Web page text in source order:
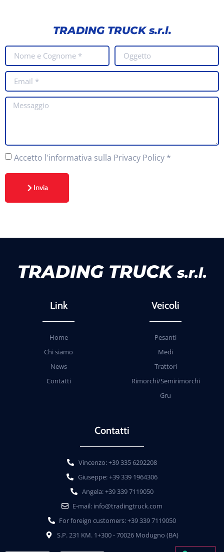
TRADING TRUCK s.r.l.
Accetto l'informativa sulla Privacy Policy *
Invia
TRADING TRUCKs.r.l.
Link
Home
Chi siamo
News
Contatti
Veicoli
Pesanti
Medi
Trattori
Rimorchi/Semirimorchi
Gru
Contatti
Vincenzo: +39 335 6292208
Giuseppe: +39 339 1964306
Angela: +39 339 7119050
E-mail: info@tradingtruck.com
For foreign customers: +39 339 7119050
S.P. 231 KM. 1+300 - 70026 Modugno (BA)